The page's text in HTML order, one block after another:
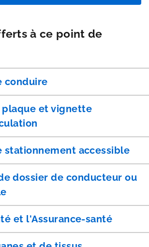
à ce point de
conduire
et vignette
stationnement accessible
dossier de conducteur ou
et l'Assurance-santé